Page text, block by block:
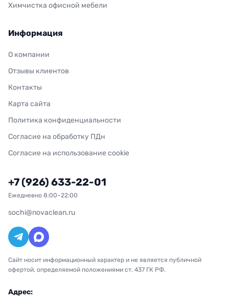
Химчистка офисной мебели
Информация
О компании
Отзывы клиентов
Контакты
Карта сайта
Политика конфиденциальности
Согласие на обработку ПДн
Согласие на использование cookie
+7 (926) 633-22-01
Ежедневно 8:00–22:00
sochi@novaclean.ru
Сайт носит информационный характер и не является публичной
офертой, определяемой положениями ст. 437 ГК РФ.
Адрес: